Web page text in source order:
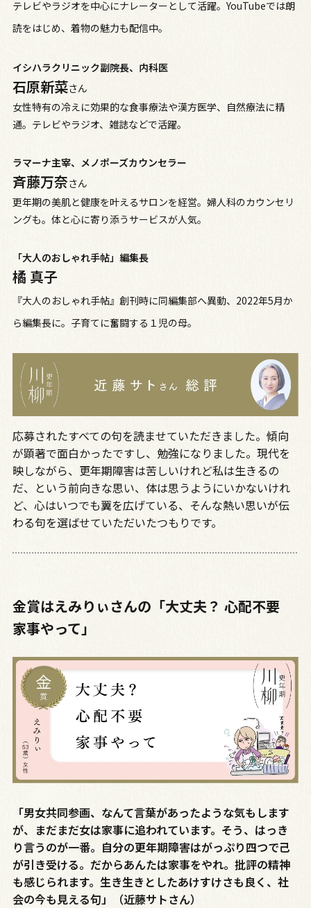
テレビやラジオを中心にナレーターとして活躍。YouTubeでは朗
読をはじめ、着物の魅力も配信中。
イシハラクリニック副院長、内科医
石原新菜さん
女性特有の冷えに効果的な食事療法や漢方医学、自然療法に精
通。テレビやラジオ、雑誌などで活躍。
ラマーナ主宰、メノポーズカウンセラー
斉藤万奈さん
更年期の美肌と健康を叶えるサロンを経営。婦人科のカウンセリ
ングも。体と心に寄り添うサービスが人気。
「大人のおしゃれ手帖」編集長
橘 真子
『大人のおしゃれ手帖』創刊時に同編集部へ異動、2022年5月か
ら編集長に。子育てに奮闘する１児の母。
応募されたすべての句を読ませていただきました。傾向
が顕著で面白かったですし、勉強になりました。現代を
映しながら、更年期障害は苦しいけれど私は生きるの
だ、という前向きな思い、体は思うようにいかないけれ
ど、心はいつでも翼を広げている、そんな熱い思いが伝
わる句を選ばせていただいたつもりです。
金賞はえみりぃさんの「大丈夫？ 心配不要
家事やって」
「男女共同参画、なんて言葉があったような気もします
が、まだまだ女は家事に追われています。そう、はっき
り言うのが一番。自分の更年期障害はがっぷり四つで己
が引き受ける。だからあんたは家事をやれ。批評の精神
も感じられます。生き生きとしたあけすけさも良く、社
会の今も見える句」（近藤サトさん）